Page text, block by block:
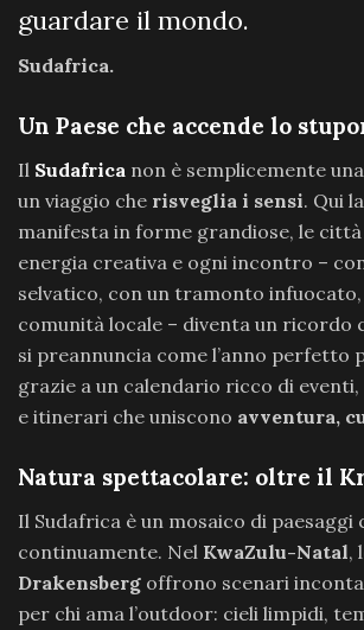
guardare il mondo.
Sudafrica.
Un Paese che accende lo
Il Sudafrica non è semplicemente
un viaggio che risveglia i sensi. Qui
manifesta in forme grandiose, le
energia creativa e ogni incontro –
selvatico, con un tramonto
comunità locale – diventa un ricordo
si preannuncia come l’anno perfetto
grazie a un calendario ricco di
e itinerari che uniscono avventura,
Natura spettacolare: oltre il
Il Sudafrica è un mosaico di paesaggi
continuamente. Nel KwaZulu-Natal,
Drakensberg offrono scenari
per chi ama l’outdoor: cieli limpidi,